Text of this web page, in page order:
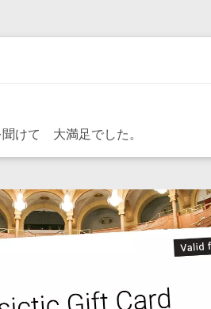
けて 大満足でした。